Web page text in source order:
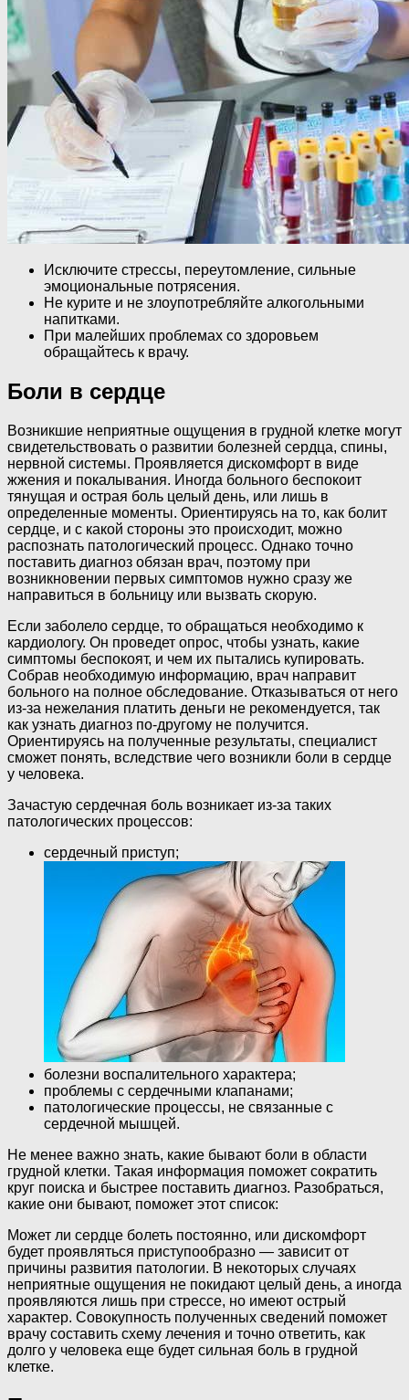
Исключите стрессы, переутомление, сильные
эмоциональные потрясения.
Не курите и не злоупотребляйте алкогольными
напитками.
При малейших проблемах со здоровьем
обращайтесь к врачу.
Боли в сердце
Возникшие неприятные ощущения в грудной клетке могут
свидетельствовать о развитии болезней сердца, спины,
нервной системы. Проявляется дискомфорт в виде
жжения и покалывания. Иногда больного беспокоит
тянущая и острая боль целый день, или лишь в
определенные моменты. Ориентируясь на то, как болит
сердце, и с какой стороны это происходит, можно
распознать патологический процесс. Однако точно
поставить диагноз обязан врач, поэтому при
возникновении первых симптомов нужно сразу же
направиться в больницу или вызвать скорую.
Если заболело сердце, то обращаться необходимо к
кардиологу. Он проведет опрос, чтобы узнать, какие
симптомы беспокоят, и чем их пытались купировать.
Собрав необходимую информацию, врач направит
больного на полное обследование. Отказываться от него
из-за нежелания платить деньги не рекомендуется, так
как узнать диагноз по-другому не получится.
Ориентируясь на полученные результаты, специалист
сможет понять, вследствие чего возникли боли в сердце
у человека.
Зачастую сердечная боль возникает из-за таких
патологических процессов:
сердечный приступ;
болезни воспалительного характера;
проблемы с сердечными клапанами;
патологические процессы, не связанные с
сердечной мышцей.
Не менее важно знать, какие бывают боли в области
грудной клетки. Такая информация поможет сократить
круг поиска и быстрее поставить диагноз. Разобраться,
какие они бывают, поможет этот список:
Может ли сердце болеть постоянно, или дискомфорт
будет проявляться приступообразно — зависит от
причины развития патологии. В некоторых случаях
неприятные ощущения не покидают целый день, а иногда
проявляются лишь при стрессе, но имеют острый
характер. Совокупность полученных сведений поможет
врачу составить схему лечения и точно ответить, как
долго у человека еще будет сильная боль в грудной
клетке.